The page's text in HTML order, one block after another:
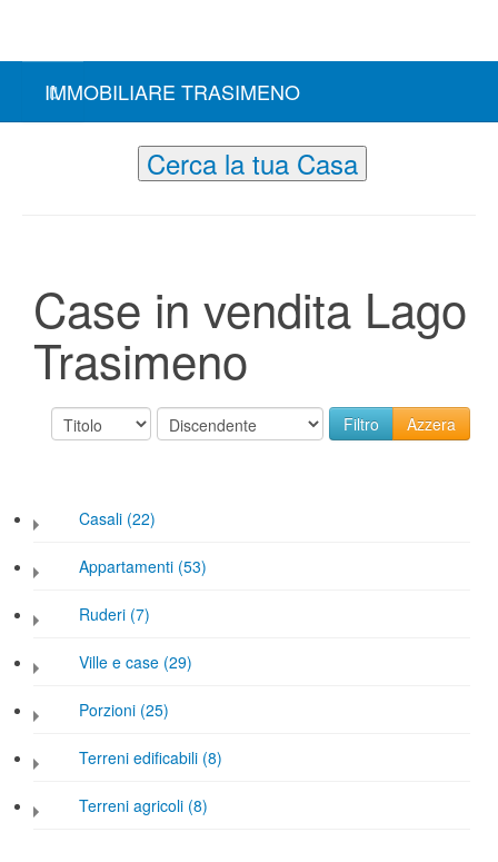
IMMOBILIARE TRASIMENO
Cerca la tua Casa
Case in vendita Lago
Trasimeno
Azzera
Casali (22)
Appartamenti (53)
Ruderi (7)
Ville e case (29)
Porzioni (25)
Terreni edificabili (8)
Terreni agricoli (8)